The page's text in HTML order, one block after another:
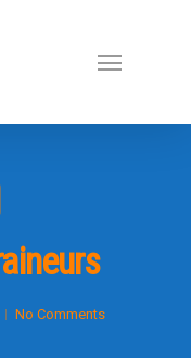
No Comments